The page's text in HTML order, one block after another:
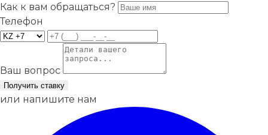
Как к вам обращаться?
Телефон
Ваш вопрос
Получить ставку
или напишите нам